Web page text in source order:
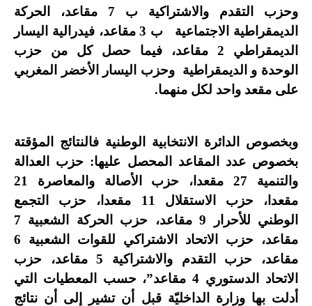
وحزب التقدم والاشتراكية ب 7 مقاعد، الحركة
الديمقراطية الاجتماعية ب 3 مقاعد، فيدرالية اليسار
الديمقراطي 2 مقاعد، فيما حصل كل من حزب
الوحدة و الديمقراطية وحزب اليسار الأخضر المغربي
على مقعد واحد لكل منهما.
وبخصوص الدائرة الانتخابية الوطنية فالنتائج المؤقتة
بخصوص عدد المقاعد المحصل عليها: حزب العدالة
والتنمية 27 مقعدا، حزب الأصالة والمعاصرة 21
مقعدا، حزب الاستقلال 11 مقعدا، حزب التجمع
الوطني للأحرار 9 مقاعد، حزب الحركة الشعبية 7
مقاعد، حزب الاتحاد الاشتراكي للقوات الشعبية 6
مقاعد، حزب التقدم والاشتراكية 5 مقاعد، حزب
الاتحاد الدستوري 4 مقاعد”، حسب المعطيات التي
أدلت بها وزارة الداخليّة قبل أن تشير إلى أن نتائج